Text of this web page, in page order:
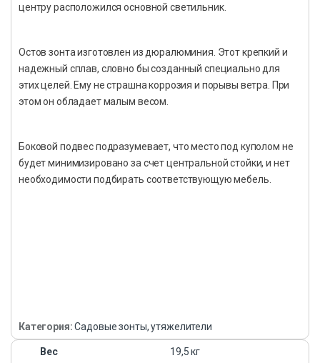
центру расположился основной светильник.
Остов зонта изготовлен из дюралюминия. Этот крепкий и
надежный сплав, словно бы созданный специально для
этих целей. Ему не страшна коррозия и порывы ветра. При
этом он обладает малым весом.
Боковой подвес подразумевает, что место под куполом не
будет минимизировано за счет центральной стойки, и нет
необходимости подбирать соответствующую мебель.
Категория:Садовые зонты, утяжелители
Вес 19,5 кг